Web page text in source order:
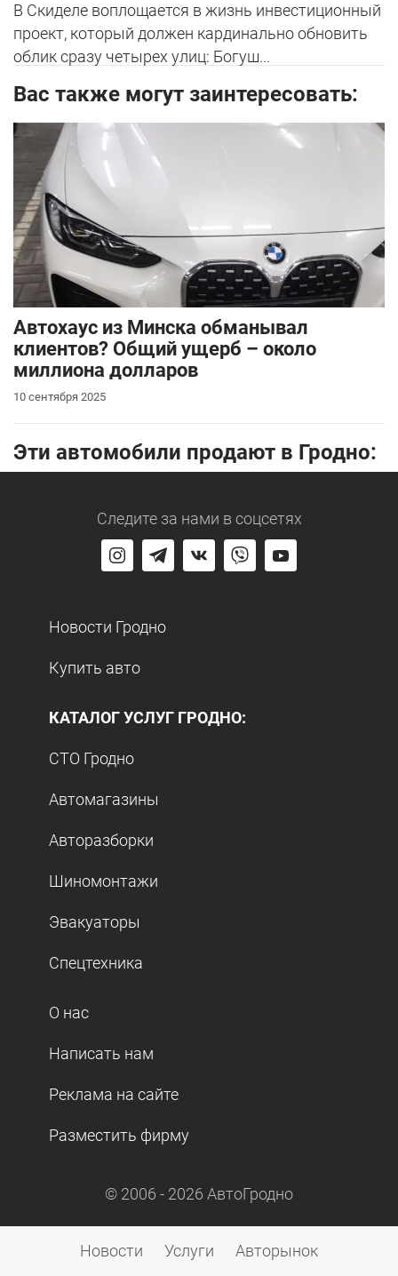
В Скиделе воплощается в жизнь инвестиционный
проект, который должен кардинально обновить
облик сразу четырех улиц: Богуш...
Вас также могут заинтересовать:
Автохаус из Минска обманывал
клиентов? Общий ущерб – около
миллиона долларов
10 сентября 2025
Эти автомобили продают в Гродно:
Следите за нами в соцсетях
Новости Гродно
Купить авто
КАТАЛОГ УСЛУГ ГРОДНО:
СТО Гродно
Автомагазины
Авторазборки
Шиномонтажи
Эвакуаторы
Спецтехника
О нас
Написать нам
Реклама на сайте
Разместить фирму
© 2006 - 2026 АвтоГродно
Новости Услуги Авторынок